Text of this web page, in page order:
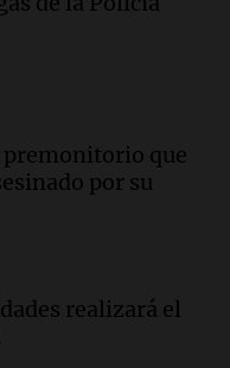
escapes libres y
educativa
premonitorio que
por su
realizará el